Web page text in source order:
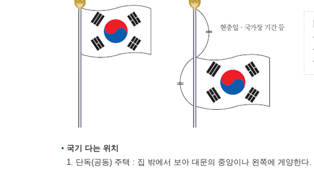
국기 다는 위치
1. 단독(공동) 주택 : 집 밖에서 보아 대문의 중앙이나 왼쪽에 게양한다.